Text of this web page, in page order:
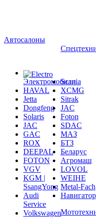
Электромобили
HAVAL
Jetta
Dongfeng
Solaris
JAC
GAC
ROX
DEEPAL
FOTON
VGV
KGM |
SsangYong
Audi
Service
Volkswagen
Service
XCMG
Sitrak
JAC
Foton
SDAC
МАЗ
БТЗ
Беларус
Агромаш
LOVOL
WEIHE
Metal-Fach
Навигатор